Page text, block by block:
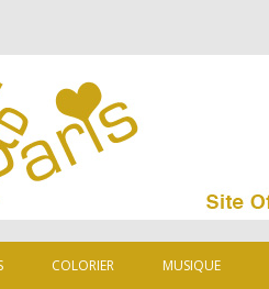
COLORIER MUSIQUE